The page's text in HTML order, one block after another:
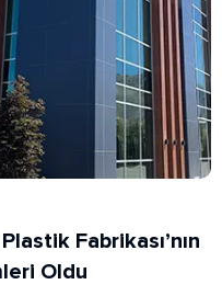
Fabrikası’nın
Oldu